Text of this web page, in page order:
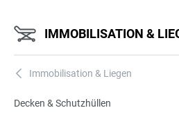
IMMOBILISATION &
A Immobilisation & Liegen
Decken & Schutzhüllen